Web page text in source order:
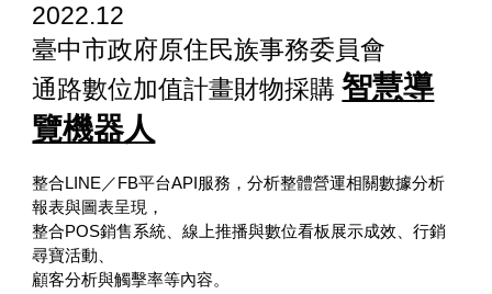
2022.12
臺中市政府原住民族事務委員會
通路數位加值計畫財物採購智慧導
覽機器人
整合LINE／FB平台API服務，分析整體營運相關數據分析
報表與圖表呈現，
整合POS銷售系統、線上推播與數位看板展示成效、行銷
尋寶活動、
顧客分析與觸擊率等內容。